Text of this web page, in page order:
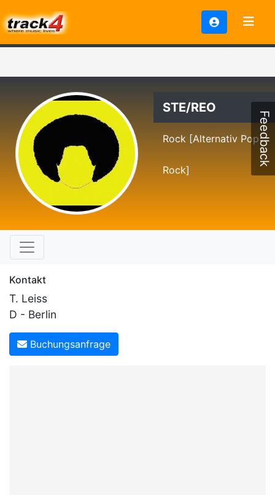
STE/REO
Rock [Alternativ Pop
Rock]
Kontakt
T. Leiss
D - Berlin
Buchungsanfrage
Feedback